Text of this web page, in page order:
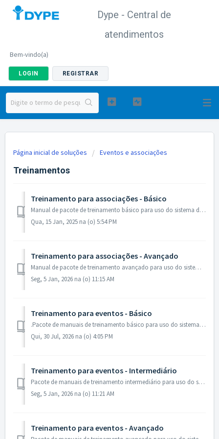
Dype - Central de
atendimentos
Bem-vindo(a)
LOGIN REGISTRAR
Página inicial de soluções Eventos e associações
Treinamentos
Treinamento para associações - Básico
Manual de pacote de treinamento básico para uso do sistema da associação. Treinamento Básico Área administrativa Como acessar e visão geral Como c...
Qua, 15 Jan, 2025 na (o) 5:54 PM
Treinamento para associações - Avançado
Manual de pacote de treinamento avançado para uso do sistema da associação. Antes de conferir esse manuais, sugerimos a verificação do pacote de treinament...
Seg, 5 Jan, 2026 na (o) 11:15 AM
Treinamento para eventos - Básico
.Pacote de manuais de treinamento básico para uso do sistema da eventos. Treinamento Básico Área administrativa Como acessar e visão geral Como...
Qui, 30 Jul, 2026 na (o) 4:05 PM
Treinamento para eventos - Intermediário
Pacote de manuais de treinamento intermediário para uso do sistema da eventos. Antes de conferir esse manuais, sugerimos a verificação do pacote de treinam...
Seg, 5 Jan, 2026 na (o) 11:21 AM
Treinamento para eventos - Avançado